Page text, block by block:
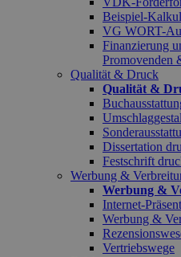
Beispiel-
VG WORT-
Finanzierung
Promovenden
Qualität & Druck
Qualität &
Dissertation
Festschrift
Werbung &
Werbung &
Internet-
Werbung &
Vertriebswege